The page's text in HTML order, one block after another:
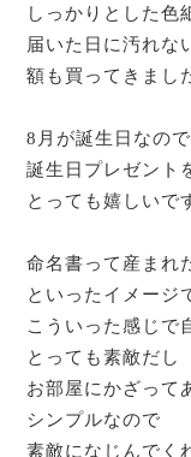
しっかりとした色
届いた日に汚れな
額も買ってきまし
8月が誕生日なので
誕生日プレゼント
とっても嬉しいで
命名書って産まれ
といったイメージ
こういった感じで
とっても素敵だし
お部屋にかざって
シンプルなので
素敵になじんでく